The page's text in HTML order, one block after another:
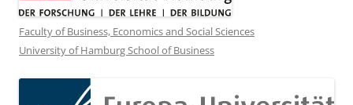
Faculty of Business, Economics and Social Sciences
University of Hamburg School of Business